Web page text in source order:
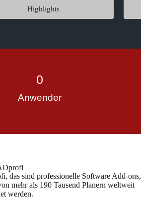
Highlights
Anwender
0
das sind professionelle Software Add-ons,
mehr als 190 Tausend Planern weltweit
werden.